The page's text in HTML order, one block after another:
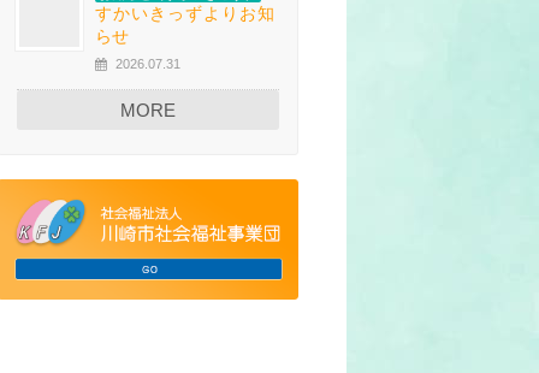
すかいきっずよりお知
らせ
2026.07.31
MORE